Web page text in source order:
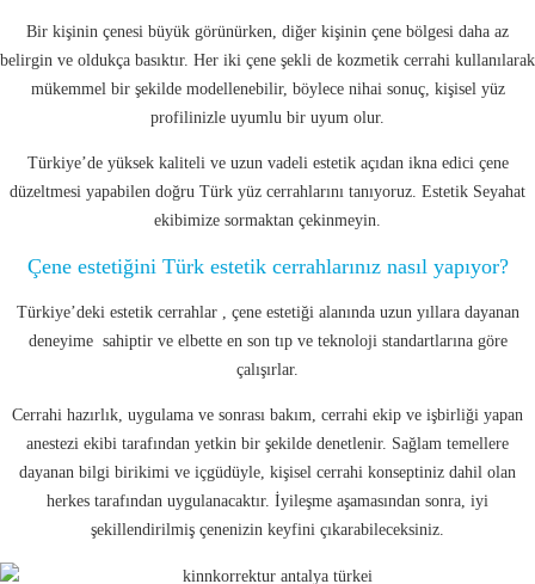
Bir kişinin çenesi büyük görünürken, diğer kişinin çene bölgesi daha az
belirgin ve oldukça basıktır. Her iki çene şekli de kozmetik cerrahi kullanılarak
mükemmel bir şekilde modellenebilir, böylece nihai sonuç, kişisel yüz
profilinizle uyumlu bir uyum olur.
Türkiye’de yüksek kaliteli ve uzun vadeli estetik açıdan ikna edici çene
düzeltmesi yapabilen doğru Türk yüz cerrahlarını tanıyoruz. Estetik Seyahat
ekibimize sormaktan çekinmeyin.
Çene estetiğini Türk estetik cerrahlarınız nasıl yapıyor?
Türkiye’deki estetik cerrahlar , çene estetiği alanında uzun yıllara dayanan
deneyime sahiptir ve elbette en son tıp ve teknoloji standartlarına göre
çalışırlar.
Cerrahi hazırlık, uygulama ve sonrası bakım, cerrahi ekip ve işbirliği yapan
anestezi ekibi tarafından yetkin bir şekilde denetlenir. Sağlam temellere
dayanan bilgi birikimi ve içgüdüyle, kişisel cerrahi konseptiniz dahil olan
herkes tarafından uygulanacaktır. İyileşme aşamasından sonra, iyi
şekillendirilmiş çenenizin keyfini çıkarabileceksiniz.